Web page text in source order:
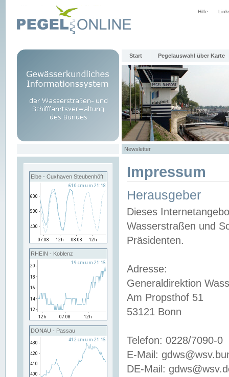
Hilfe
Start Pegelauswahl über Karte
Newsletter
Elbe - Cuxhaven Steubenhöft
RHEIN - Koblenz
DONAU - Passau
Impressum
Herausgeber
Dieses
Wasserstraßen und
Präsidenten.
Adresse:
Generaldirektion
Am Propsthof 51
53121 Bonn
Telefon: 0228/7090-0
E-Mail:
DE-Mail: